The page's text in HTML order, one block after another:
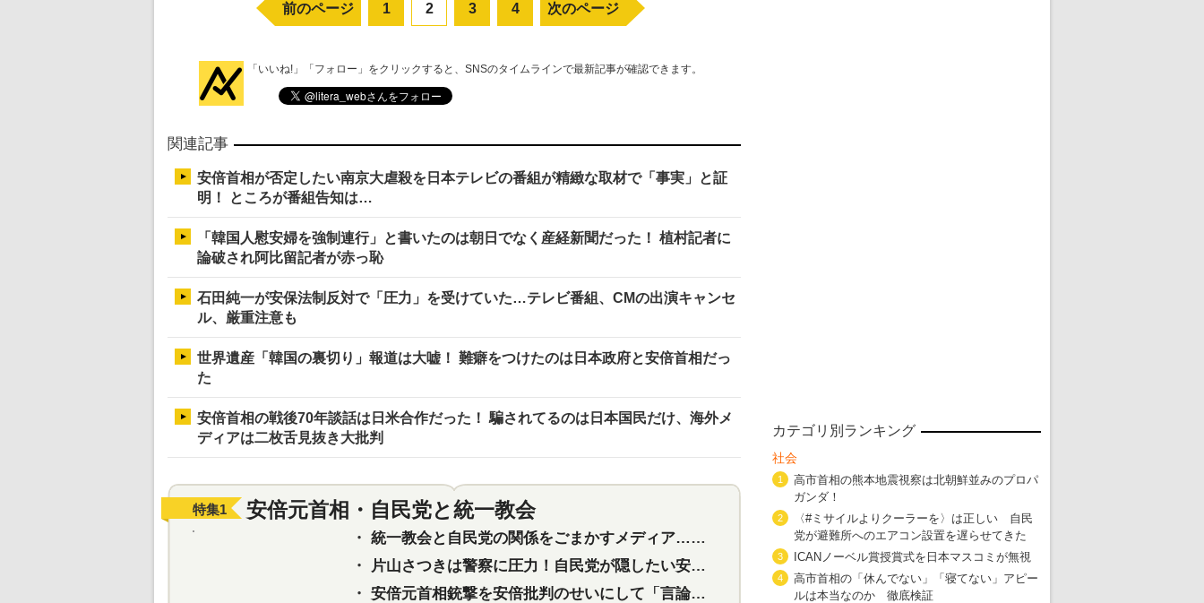
前のページ 1 2 3 4 次のページ
「いいね!」「フォロー」をクリックすると、SNSのタイムラインで最新記事が確認できます。
関連記事
安倍首相が否定したい南京大虐殺を日本テレビの番組が精緻な取材で「事実」と証
明！ ところが番組告知は…
「韓国人慰安婦を強制連行」と書いたのは朝日でなく産経新聞だった！ 植村記者に
論破され阿比留記者が赤っ恥
石田純一が安保法制反対で「圧力」を受けていた…テレビ番組、CMの出演キャンセ
ル、厳重注意も
世界遺産「韓国の裏切り」報道は大嘘！ 難癖をつけたのは日本政府と安倍首相だっ
た
安倍首相の戦後70年談話は日米合作だった！ 騙されてるのは日本国民だけ、海外メ
ディアは二枚舌見抜き大批判
特集1 安倍元首相・自民党と統一教会
・ 統一教会と自民党の関係をごまかすメディア…民放は有田芳生に発言自粛を要求
・
片山さつきは警察に圧力！自民党が隠したい安倍元首相と統一教会の深い関係
・ 安倍元首相銃撃を安倍批判のせいにして「言論封殺」に利用する自民党応援団
特集 東京五輪強行開催特別企画 大ウソだら
・ 五輪入場行進にすぎやまこういちの曲、杉田水脈の
・ 大ウソだらけの東京五輪！ 安倍・菅・森はどんな嘘を
・
カテゴリ別ランキング
社会
1
高市首相の熊本地震視察は北朝鮮並みのプロパ
ガンダ！
2
〈#ミサイルよりクーラーを〉は正しい 自民
党が避難所へのエアコン設置を遅らせてきた
3 ICANノーベル賞授賞式を日本マスコミが無視
4
高市首相の「休んでない」「寝てない」アピー
ルは本当なのか 徹底検証